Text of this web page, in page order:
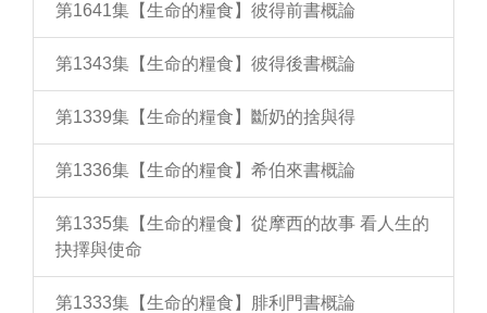
第1641集【生命的糧食】彼得前書概論
第1343集【生命的糧食】彼得後書概論
第1339集【生命的糧食】斷奶的捨與得
第1336集【生命的糧食】希伯來書概論
第1335集【生命的糧食】從摩西的故事 看人生的
抉擇與使命
第1333集【生命的糧食】腓利門書概論